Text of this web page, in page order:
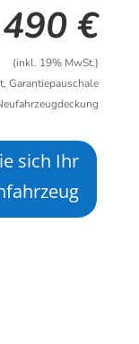
€
(inkl. 19% MwSt.)
Garantiepauschale
sich Ihr